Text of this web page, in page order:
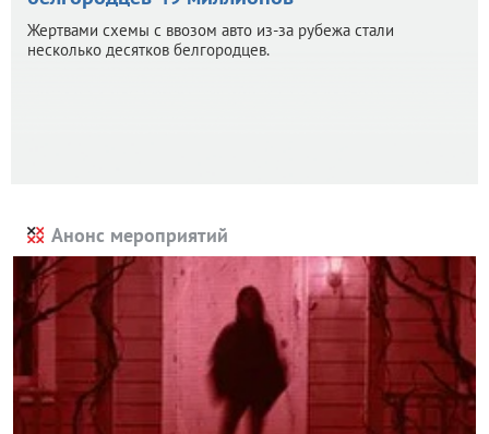
Жертвами схемы с ввозом авто из-за рубежа стали
несколько десятков белгородцев.
Анонс мероприятий